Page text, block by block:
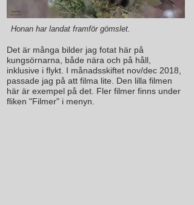
Honan har landat framför gömslet.
Det är många bilder jag fotat här på
kungsörnarna, både nära och på håll,
inklusive i flykt. I månadsskiftet nov/dec 2018,
passade jag på att filma lite. Den lilla filmen
här är exempel på det. Fler filmer finns under
fliken "Filmer" i menyn.